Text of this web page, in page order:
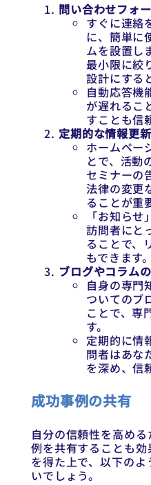
問い合わせフォ
すぐに連絡
に、簡単に
ムを設置し
最小限に絞
設計にする
自動応答機
が遅れるこ
すことも信
定期的な情報更新
ホームペー
とで、活動
セミナーの
法律の変更
ることが重
「お知らせ
訪問者にと
ることで、
もできます。
ブログやコラム
自身の専門
ついてのブ
ことで、専
す。
定期的に情
問者はあな
を深め、信
成功事例の共有
自分の信頼性を高め
例を共有することも
を得た上で、以下の
いでしょう。